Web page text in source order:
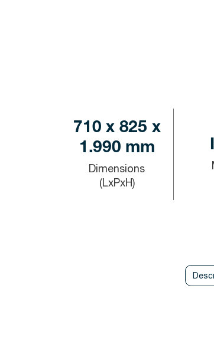
710 x 825 x
1.990 mm
Dimensions
(LxPxH)